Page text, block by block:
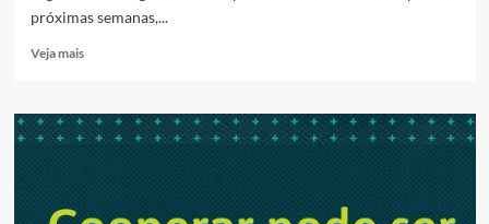
próximas semanas,...
Veja maisRead
Defesa
Civil
período